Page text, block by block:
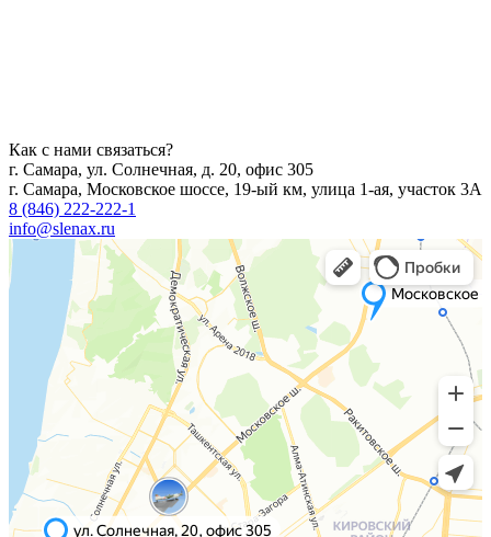
Как с нами связаться?
г. Самара, ул. Солнечная, д. 20, офис 305
г. Самара, Московское шоссе, 19-ый км, улица 1-ая, участок 3А
8 (846) 222-222-1
info@slenax.ru